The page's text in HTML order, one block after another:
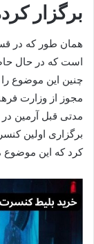
برگزار
همان طور که در
است که در حال
مجوز از وزارت
مدتی قبل آرمین
کرد که این